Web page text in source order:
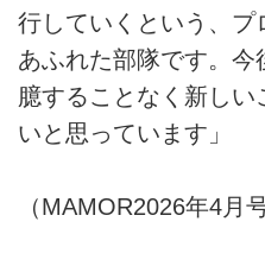
行していくという、プ
あふれた部隊です。今
臆することなく新し
いと思っています」
（MAMOR2026年4月号